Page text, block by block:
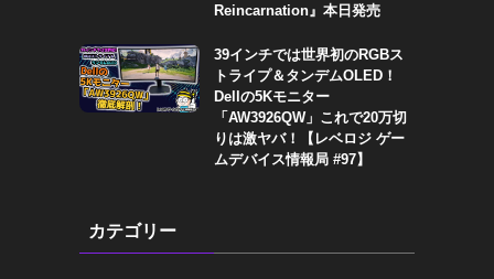
Reincarnation』本日発売
39インチでは世界初のRGBス
トライプ＆タンデムOLED！
Dellの5Kモニター
「AW3926QW」これで20万切
りは激ヤバ！【レベロジ ゲー
ムデバイス情報局 #97】
カテゴリー